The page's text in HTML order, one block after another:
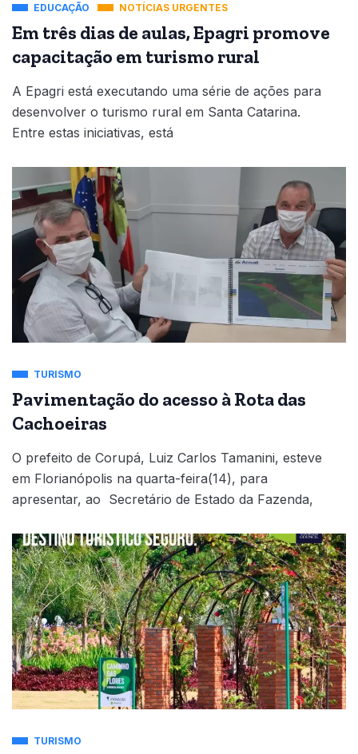
EDUCAÇÃO NOTÍCIAS URGENTES
Em três dias de aulas, Epagri promove
capacitação em turismo rural
A Epagri está executando uma série de ações para
desenvolver o turismo rural em Santa Catarina.
Entre estas iniciativas, está
TURISMO
Pavimentação do acesso à Rota das
Cachoeiras
O prefeito de Corupá, Luiz Carlos Tamanini, esteve
em Florianópolis na quarta-feira(14), para
apresentar, ao Secretário de Estado da Fazenda,
TURISMO